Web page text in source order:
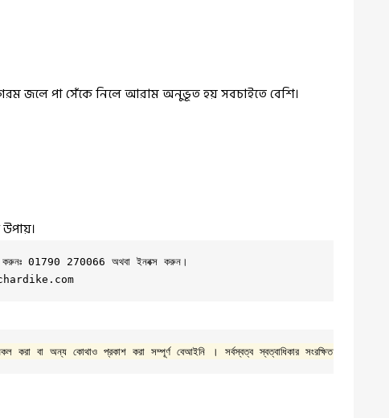
জলে পা সেঁকে নিলে আরাম অনুভূত হয় সবচাইতে বেশি।
করুনঃ 01790 270066 অথবা ইনবক্স করুন।
করা বা অন্য কোথাও প্রকাশ করা সম্পূর্ণ বেআইনি । সর্বস্বত্ব স্বত্বাধিকার সংরক্ষিত ©